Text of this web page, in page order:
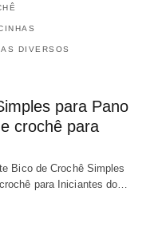
DIVERSOS
para Pano
crochê para
Bico de Crochê Simples
para Iniciantes do…